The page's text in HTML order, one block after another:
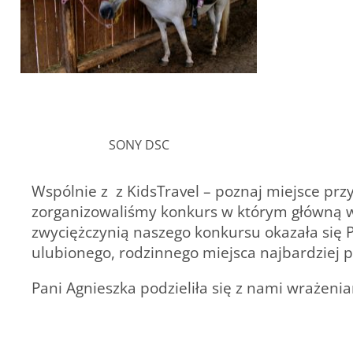
SONY DSC
Wspólnie z z KidsTravel – poznaj miejsce
zorganizowaliśmy konkurs w którym główną
zwyciężczynią naszego konkursu okazała
ulubionego, rodzinnego miejsca najbardziej
Pani Agnieszka podzieliła się z nami